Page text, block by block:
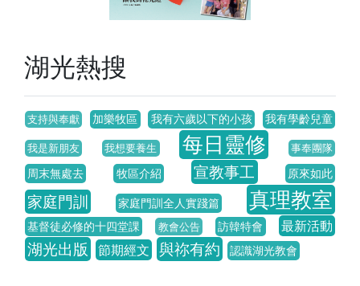
湖光熱搜
支持與奉獻 加樂牧區 我有六歲以下的小孩 我有學齡兒童
我是新朋友 我想要養生 每日靈修 事奉團隊
周末無處去 牧區介紹 宣教事工 原來如此
家庭門訓 家庭門訓全人實踐篇 真理教室
基督徒必修的十四堂課 教會公告 訪韓特會 最新活動
湖光出版 節期經文 與祢有約 認識湖光教會